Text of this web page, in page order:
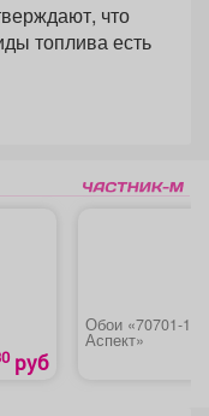
что
топлива есть
руб
Обои «70701-17
Аспект»